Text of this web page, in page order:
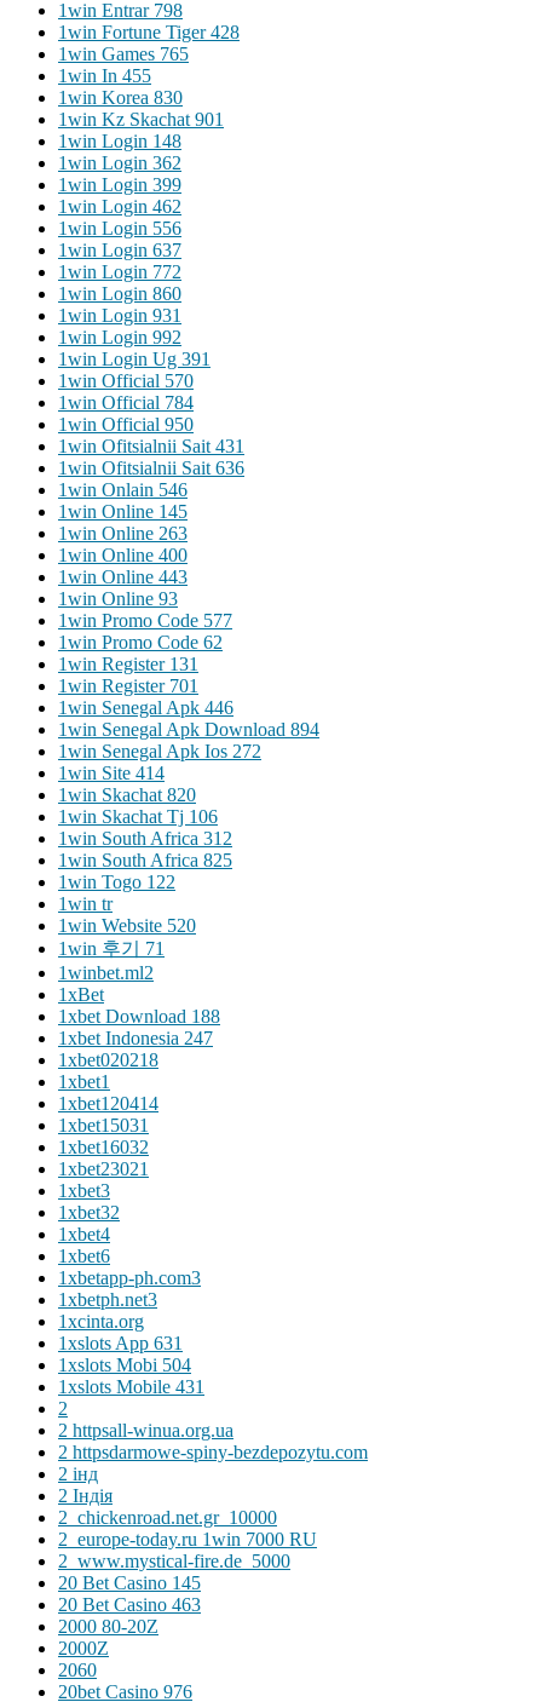
1win Entrar 798
1win Fortune Tiger 428
1win Games 765
1win In 455
1win Korea 830
1win Kz Skachat 901
1win Login 148
1win Login 362
1win Login 399
1win Login 462
1win Login 556
1win Login 637
1win Login 772
1win Login 860
1win Login 931
1win Login 992
1win Login Ug 391
1win Official 570
1win Official 784
1win Official 950
1win Ofitsialnii Sait 431
1win Ofitsialnii Sait 636
1win Onlain 546
1win Online 145
1win Online 263
1win Online 400
1win Online 443
1win Online 93
1win Promo Code 577
1win Promo Code 62
1win Register 131
1win Register 701
1win Senegal Apk 446
1win Senegal Apk Download 894
1win Senegal Apk Ios 272
1win Site 414
1win Skachat 820
1win Skachat Tj 106
1win South Africa 312
1win South Africa 825
1win Togo 122
1win tr
1win Website 520
1win 후기 71
1winbet.ml2
1xBet
1xbet Download 188
1xbet Indonesia 247
1xbet020218
1xbet1
1xbet120414
1xbet15031
1xbet16032
1xbet23021
1xbet3
1xbet32
1xbet4
1xbet6
1xbetapp-ph.com3
1xbetph.net3
1xcinta.org
1xslots App 631
1xslots Mobi 504
1xslots Mobile 431
2
2 httpsall-winua.org.ua
2 httpsdarmowe-spiny-bezdepozytu.com
2 інд
2 Індія
2_chickenroad.net.gr_10000
2_europe-today.ru 1win 7000 RU
2_www.mystical-fire.de_5000
20 Bet Casino 145
20 Bet Casino 463
2000 80-20Z
2000Z
2060
20bet Casino 976